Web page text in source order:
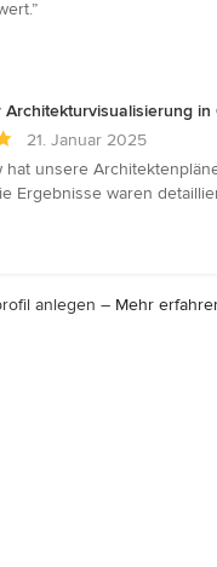
Architekturvisualisierung
21. Januar 2025
hat unsere
Ergebnisse waren
anlegen – Mehr